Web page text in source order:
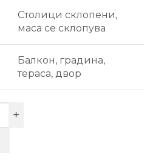
Столици склопени,
маса се склопува
Балкон, градина,
тераса, двор